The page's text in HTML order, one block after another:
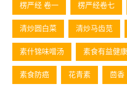
楞严经 卷一 楞严经卷七
清炒圆白菜 清炒马齿苋
素什锦味噌汤 素食有益健康
素食防癌 花青素 茴香